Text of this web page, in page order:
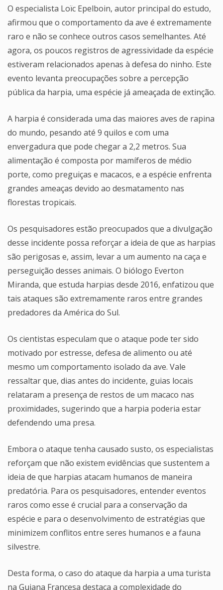
O especialista Loïc Epelboin, autor principal do estudo,
afirmou que o comportamento da ave é extremamente
raro e não se conhece outros casos semelhantes. Até
agora, os poucos registros de agressividade da espécie
estiveram relacionados apenas à defesa do ninho. Este
evento levanta preocupações sobre a percepção
pública da harpia, uma espécie já ameaçada de extinção.
A harpia é considerada uma das maiores aves de rapina
do mundo, pesando até 9 quilos e com uma
envergadura que pode chegar a 2,2 metros. Sua
alimentação é composta por mamíferos de médio
porte, como preguiças e macacos, e a espécie enfrenta
grandes ameaças devido ao desmatamento nas
florestas tropicais.
Os pesquisadores estão preocupados que a divulgação
desse incidente possa reforçar a ideia de que as harpias
são perigosas e, assim, levar a um aumento na caça e
perseguição desses animais. O biólogo Everton
Miranda, que estuda harpias desde 2016, enfatizou que
tais ataques são extremamente raros entre grandes
predadores da América do Sul.
Os cientistas especulam que o ataque pode ter sido
motivado por estresse, defesa de alimento ou até
mesmo um comportamento isolado da ave. Vale
ressaltar que, dias antes do incidente, guias locais
relataram a presença de restos de um macaco nas
proximidades, sugerindo que a harpia poderia estar
defendendo uma presa.
Embora o ataque tenha causado susto, os especialistas
reforçam que não existem evidências que sustentem a
ideia de que harpias atacam humanos de maneira
predatória. Para os pesquisadores, entender eventos
raros como esse é crucial para a conservação da
espécie e para o desenvolvimento de estratégias que
minimizem conflitos entre seres humanos e a fauna
silvestre.
Desta forma, o caso do ataque da harpia a uma turista
na Guiana Francesa destaca a complexidade do